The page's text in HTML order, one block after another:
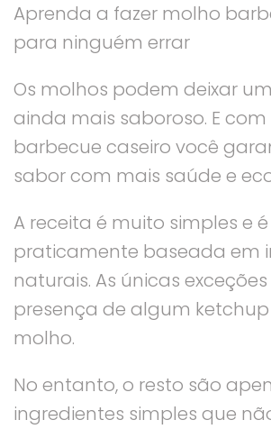
Aprenda a fazer molho
para ninguém errar
Os molhos podem deixar
ainda mais saboroso. E
barbecue caseiro você
sabor com mais saúde e
A receita é muito simples e é
praticamente baseada em
naturais. As únicas
presença de algum
molho.
No entanto, o resto são
ingredientes simples que